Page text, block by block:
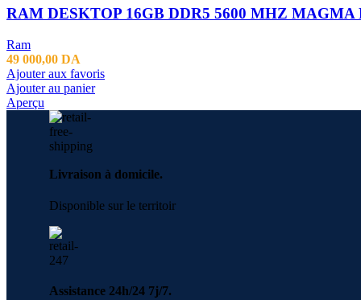
RAM DESKTOP 16GB DDR5 5600 MHZ MAGMA
Ram
49 000,00 DA
Ajouter aux favoris
Ajouter au panier
Aperçu
Livraison à domicile.
Disponible sur le territoir
Assistance 24h/24 7j/7.